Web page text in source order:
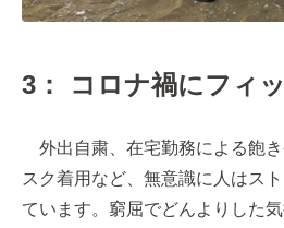
3： コロナ禍にフィ
外出自粛、在宅勤務による飽
スク着用など、無意識に人はス
ています。窮屈でどんよりした